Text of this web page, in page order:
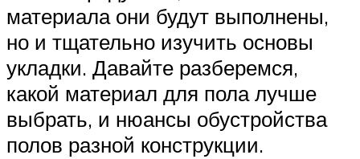
материала они будут выполнены,
но и тщательно изучить основы
укладки. Давайте разберемся,
какой материал для пола лучше
выбрать, и нюансы обустройства
полов разной конструкции.